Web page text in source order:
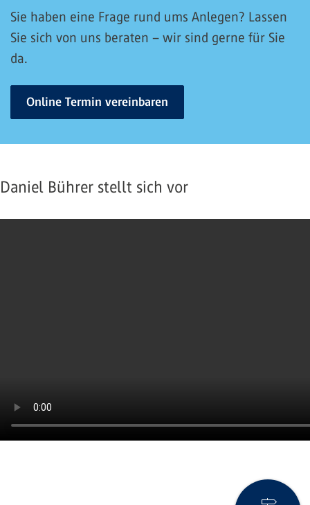
Sie haben eine Frage rund ums Anlegen? Lassen
Sie sich von uns beraten – wir sind gerne für Sie
da.
Online Termin vereinbaren
Daniel Bührer stellt sich vor